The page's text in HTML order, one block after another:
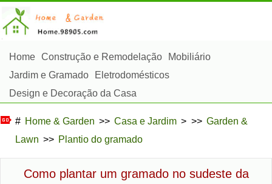
Home Construção e Remodelação
Mobiliário
Jardim e Gramado
Eletrodomésticos
Design e Decoração da Casa
Plantas, Flores e Ervas
# Home & Garden >> Casa e Jardim > >> Garden &
Lawn >> Plantio do gramado
Como plantar um gramado no sudeste da